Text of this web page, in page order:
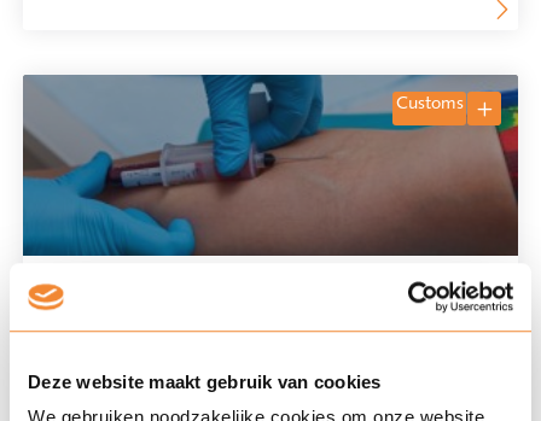
Deze website maakt gebruik van cookies
Tariff classification of medical
tightens the scope of CN heading
customs